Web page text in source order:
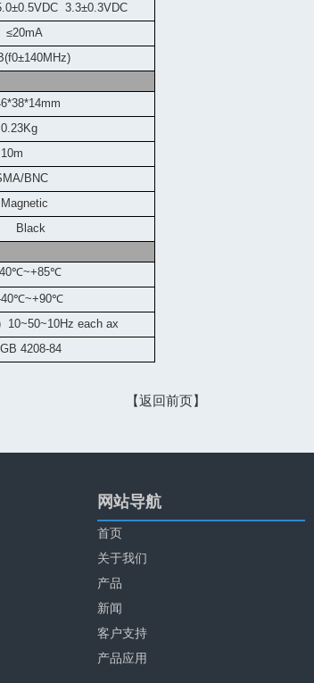
3.3±0.3VDC
≤20mA
0.23Kg
10m
BNC
Magnetic
Black
℃~+85℃
℃~+90℃
10~50~10Hz each ax
GB 4208-84
【返回前页】
网站导航
首页
关于我们
产品
新闻
客户支持
产品应用